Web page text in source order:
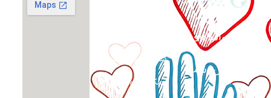
حمایت از
خانواده‌های
نیازمند و
بی‌سرپرست
شماره حساب ها
همکاری داوطلبانه